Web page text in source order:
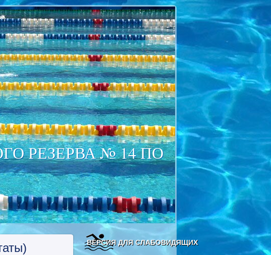
РЕЗЕРВА № 14 ПО
ВЕРСИЯ ДЛЯ СЛАБОВИДЯЩИХ